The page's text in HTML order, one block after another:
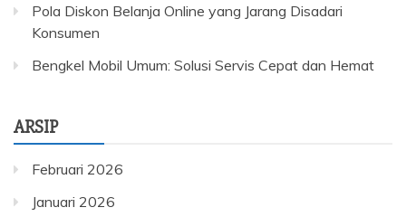
Pola Diskon Belanja Online yang Jarang Disadari
Konsumen
Bengkel Mobil Umum: Solusi Servis Cepat dan Hemat
ARSIP
Februari 2026
Januari 2026